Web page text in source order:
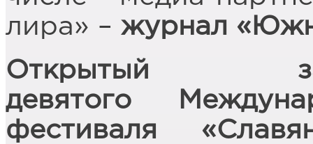
лира» – журнал
Открытый
девятого
фестиваля